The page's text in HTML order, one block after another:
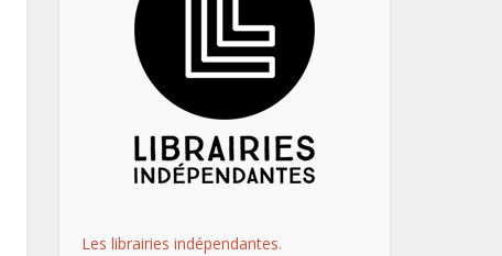
Les librairies indépendantes.